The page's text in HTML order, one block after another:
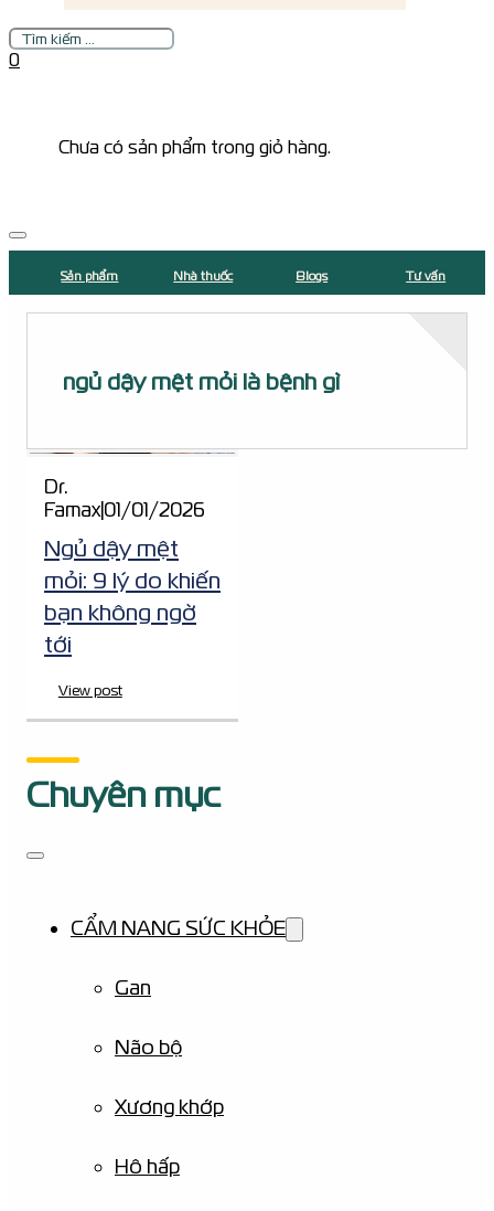
Tìm
kiếm
0
Chưa có sản phẩm trong giỏ hàng.
Sản phẩm Nhà thuốc Blogs Tư vấn
ngủ dậy mệt mỏi là bệnh gì
Dr.
Famax|01/01/2026
Ngủ dậy mệt
mỏi: 9 lý do khiến
bạn không ngờ
tới
View post
Chuyên mục
CẨM NANG SỨC KHỎE
Gan
Não bộ
Xương khớp
Hô hấp